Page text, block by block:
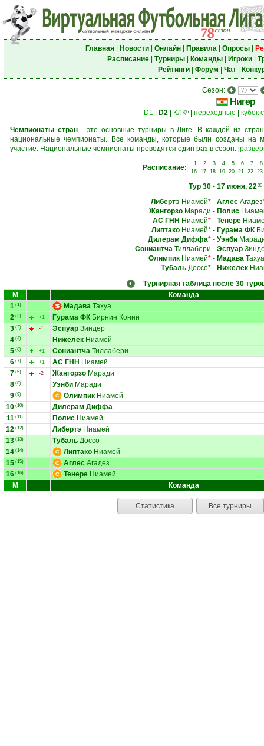
Главная| Новости| Онлайн| Правила| Опросы|
Расписание| Турниры| Команды| Игроки|
Рейтинги| Форум Чат|
Сезон:
Нигер
D1 D2 КЛК6 переходные кубок
Чемпионаты стран- это основные турниры в Лиге. В каждой из
национальные чемпионаты. Все команды, которые были созданы на
участие. Национальные чемпионаты проводятся один раз в сезон. [
Расписание: 1 2 3 4 5 6 7
8
16
17 18 19 20 21 22 23
Тур 30- 17 июня, 2200
ЛибертэНиамей*- АглесАгадез
ЖангорзоМаради - Полис
АС ГНН Ниамей*- Тенере
ЛиптакоНиамей*- Гурама ФК
Дилерам Диффа*- Уэнби
СониантчаТиллабери - Эспуар
ОлимпикНиамей*- МадаваТахуа
ТубальДоссо*- Нижелек
Турнирная таблица после 30
М
Команда
1 (1) Мадава Тахуа
2 (3) +1 Гурама ФК Бирнин Конни
3 (2) -1 Эспуар Зиндер
4 (4) Нижелек Ниамей
5 (6) +1 Сониантча Тиллабери
6 (7) +1 АС ГНН Ниамей
7 (5) -2 Жангорзо Маради
8 (8) Уэнби Маради
9 (9) Олимпик Ниамей
10 (10)
Дилерам Диффа
11 (11) Полис Ниамей
12 (12) Либертэ Ниамей
13 (13) Тубаль Доссо
14 (14) Липтако Ниамей
15 (15) Аглес Агадез
16 (16) Тенере Ниамей
М
Команда
Статистика Все турниры